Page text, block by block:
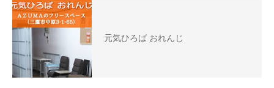
元気ひろば おれんじ